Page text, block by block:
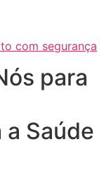
com segurança
para
Saúde
uma
disse tudo